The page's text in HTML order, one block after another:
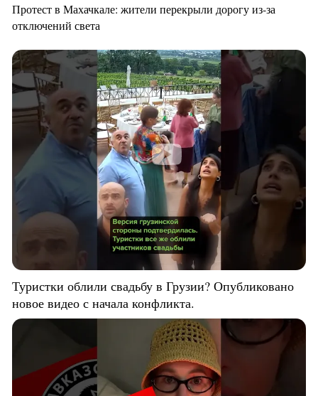
Протест в Махачкале: жители перекрыли дорогу из-за
отключений света
Туристки облили свадьбу в Грузии? Опубликовано
новое видео с начала конфликта.